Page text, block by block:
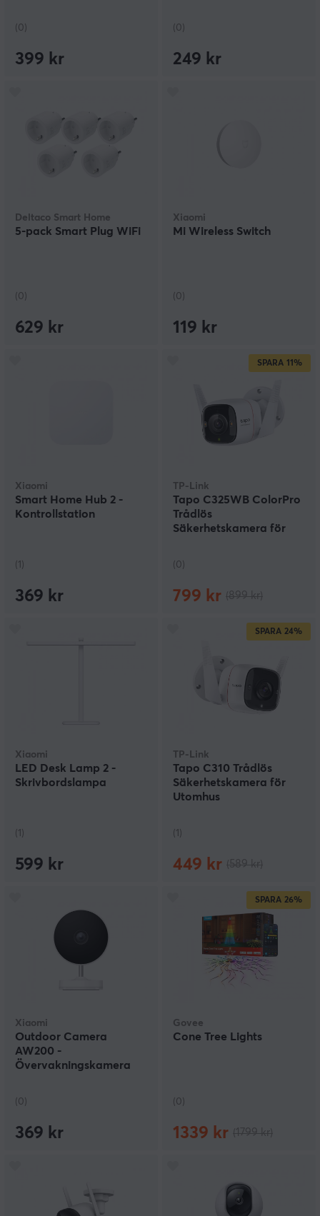
(0)
399 kr
(0)
249 kr
Deltaco Smart Home
5-pack Smart Plug WiFi
(0)
629 kr
Xiaomi
Mi Wireless Switch
(0)
119 kr
Xiaomi
Smart Home Hub 2 -
Kontrollstation
(1)
369 kr
SPARA 11%
TP-Link
Tapo C325WB ColorPro
Trådlös
Säkerhetskamera för
(0)
799 kr
Xiaomi
LED Desk Lamp 2 -
Skrivbordslampa
(1)
599 kr
SPARA 24%
TP-Link
Tapo C310 Trådlös
Säkerhetskamera för
Utomhus
(1)
449 kr
Xiaomi
Outdoor Camera
AW200 -
Övervakningskamera
(0)
369 kr
SPARA 26%
Govee
Cone Tree Lights
(0)
1339 kr